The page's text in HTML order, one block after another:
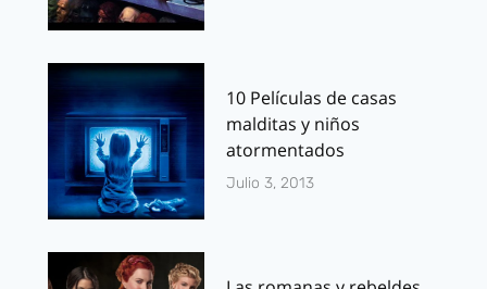
10 Películas de casas
malditas y niños
atormentados
Julio 3, 2013